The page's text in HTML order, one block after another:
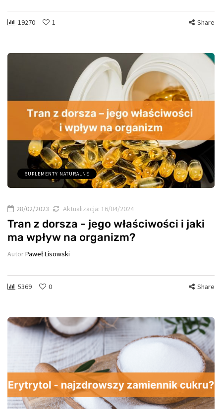
19270 1 Share
SUPLEMENTY NATURALNE
28/02/2023 Aktualizacja: 16/04/2024
Tran z dorsza - jego właściwości i jaki
ma wpływ na organizm?
AutorPaweł Lisowski
5369 0 Share